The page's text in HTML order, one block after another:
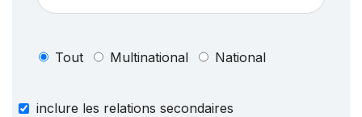
Tout Multinational National
inclure les relations secondaires